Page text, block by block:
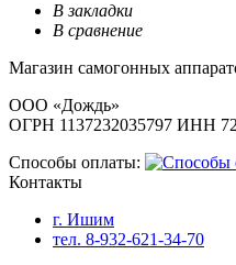
В закладки
В сравнение
Магазин самогонных
ООО «Дождь»
ОГРН 1137232035797 ИНН
Способы оплаты:
Контакты
г. Ишим
тел. 8-932-621-34-70